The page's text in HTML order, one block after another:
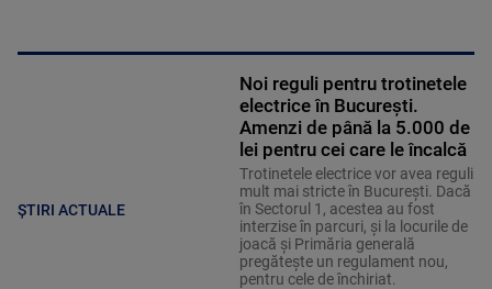
ȘTIRI ACTUALE
Noi reguli pentru trotinetele
electrice în București.
Amenzi de până la 5.000 de
lei pentru cei care le încalcă
Trotinetele electrice vor avea reguli
mult mai stricte în București. Dacă
în Sectorul 1, acestea au fost
interzise în parcuri, și la locurile de
joacă și Primăria generală
pregătește un regulament nou,
pentru cele de închiriat.